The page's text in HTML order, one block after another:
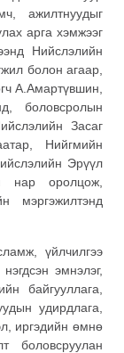
ажилтнуудыг
арга хэмжээг
Нийслэлийн
болон агаар,
А.Амартүвшин,
боловсролын
Засаг
Нийгмийн
Эрүүл
нар оролцож,
мэргэжилтэнд
үйлчилгээ
эмнэлэг,
байгууллага,
удирдлага,
иргэдийн өмнө
боловсруулан